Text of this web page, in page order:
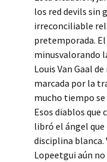
los red devils sin
irreconciliable
pretemporada.
minusvalorando
Louis Van Gaal
marcada por la
mucho tiempo se
Esos diablos que
libró el ángel
disciplina blanca.
Lopeetgui aún